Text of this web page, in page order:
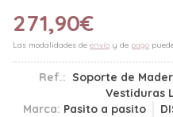
271,90€
Las modalidades de envío y de pago
Ref.: Soporte de
Vestiduras
Marca: Pasito a pasito